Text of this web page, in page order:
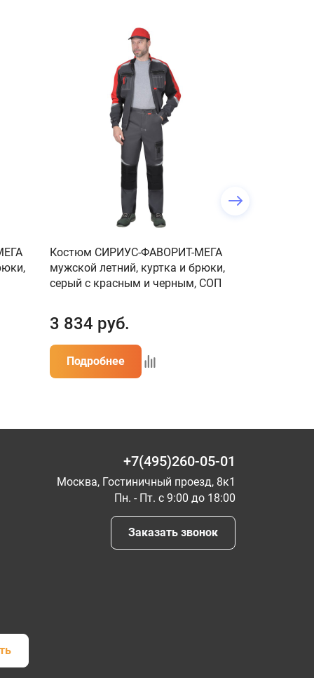
Костюм СИРИУС-ФАВОРИТ-МЕГА
мужской летний, куртка и брюки,
серый с красным и черным, СОП
3 834 руб.
Подробнее
+7(495)260-05-01
Москва, Гостиничный проезд, 8к1
Пн. - Пт. с 9:00 до 18:00
Заказать звонок